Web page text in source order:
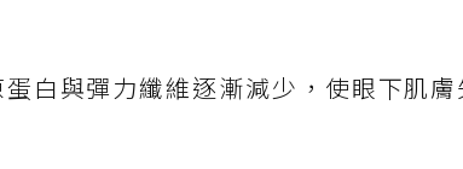
白與彈力纖維逐漸減少，使眼下肌